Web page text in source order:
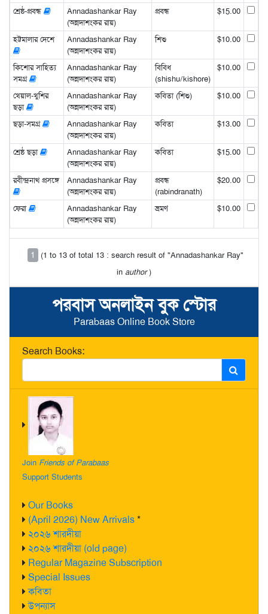
পরবাস অনলাইন বুক স্টোর
Parabaas Online Book Store
Search Books:
Join Friends of Parabaas
Support Students
Our Books
(April 2026) New Arrivals*
২০২৬ শারদীয়া
২০২৬ শারদীয়া (old page)
Regular Magazine Subscription
Special Issues
কবিতা
উপন্যাস
শ্রেষ্ঠ-প্রবন্ধ
Annadashankar Ray
(অন্নদাশংকর রায়)
প্রবন্ধ $15.00
হট্টমালার দেশে
Annadashankar Ray
(অন্নদাশংকর রায়)
শিশু $10.00
কিশোর সাহিত্য
সমগ্র
Annadashankar Ray
(অন্নদাশংকর রায়)
বিবিধ
(shishu/kishore)
$10.00
খেয়াল-খুশির
ছড়া
Annadashankar Ray
(অন্নদাশংকর রায়)
কবিতা (শিশু) $10.00
ছড়া-সমগ্র
Annadashankar Ray
(অন্নদাশংকর রায়)
কবিতা $13.00
শ্রেষ্ঠ ছড়া
Annadashankar Ray
(অন্নদাশংকর রায়)
কবিতা $15.00
রবীন্দ্রনাথ প্রসঙ্গে
Annadashankar Ray
(অন্নদাশংকর রায়)
প্রবন্ধ
(rabindranath)
$20.00
ফেরা
Annadashankar Ray
(অন্নদাশংকর রায়)
ভ্রমণ $10.00
1
(1 to 13 of total 13 : search result of "Annadashankar Ray"
in author)